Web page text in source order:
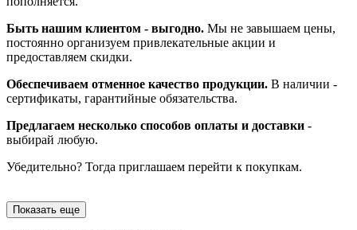
Быть нашим клиентом - выгодно. Мы не завышаем цены,
постоянно организуем привлекательные акции и
предоставляем скидки.
Обеспечиваем отменное качество продукции. В наличии -
сертификаты, гарантийные обязательства.
Предлагаем несколько способов оплаты и доставки -
выбирай любую.
Убедительно? Тогда приглашаем перейти к покупкам.
Показать еще